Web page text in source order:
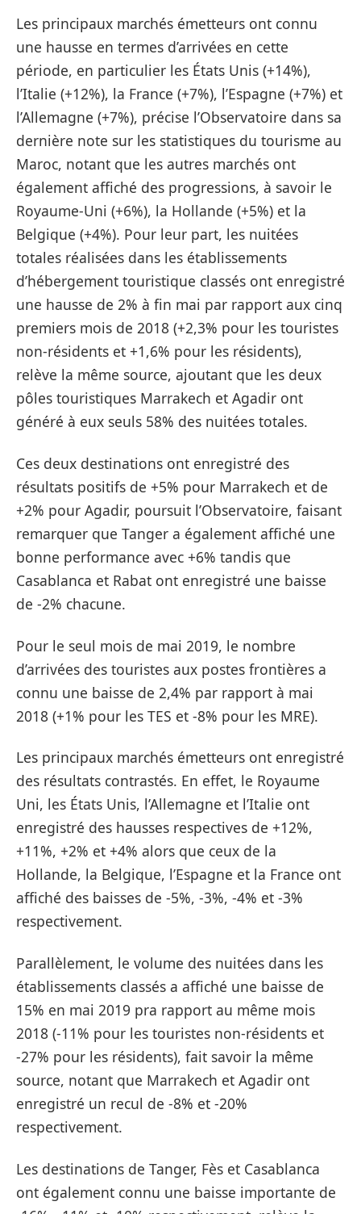
Les principaux marchés émetteurs ont connu
une hausse en termes d’arrivées en cette
période, en particulier les États Unis (+14%),
l’Italie (+12%), la France (+7%), l’Espagne (+7%) et
l’Allemagne (+7%), précise l’Observatoire dans sa
dernière note sur les statistiques du tourisme au
Maroc, notant que les autres marchés ont
également affiché des progressions, à savoir le
Royaume-Uni (+6%), la Hollande (+5%) et la
Belgique (+4%). Pour leur part, les nuitées
totales réalisées dans les établissements
d’hébergement touristique classés ont enregistré
une hausse de 2% à fin mai par rapport aux cinq
premiers mois de 2018 (+2,3% pour les touristes
non‐résidents et +1,6% pour les résidents),
relève la même source, ajoutant que les deux
pôles touristiques Marrakech et Agadir ont
généré à eux seuls 58% des nuitées totales.
Ces deux destinations ont enregistré des
résultats positifs de +5% pour Marrakech et de
+2% pour Agadir, poursuit l’Observatoire, faisant
remarquer que Tanger a également affiché une
bonne performance avec +6% tandis que
Casablanca et Rabat ont enregistré une baisse
de -2% chacune.
Pour le seul mois de mai 2019, le nombre
d’arrivées des touristes aux postes frontières a
connu une baisse de 2,4% par rapport à mai
2018 (+1% pour les TES et -8% pour les MRE).
Les principaux marchés émetteurs ont enregistré
des résultats contrastés. En effet, le Royaume
Uni, les États Unis, l’Allemagne et l’Italie ont
enregistré des hausses respectives de +12%,
+11%, +2% et +4% alors que ceux de la
Hollande, la Belgique, l’Espagne et la France ont
affiché des baisses de -5%, -3%, -4% et -3%
respectivement.
Parallèlement, le volume des nuitées dans les
établissements classés a affiché une baisse de
15% en mai 2019 pra rapport au même mois
2018 (-11% pour les touristes non-résidents et
-27% pour les résidents), fait savoir la même
source, notant que Marrakech et Agadir ont
enregistré un recul de -8% et -20%
respectivement.
Les destinations de Tanger, Fès et Casablanca
ont également connu une baisse importante de